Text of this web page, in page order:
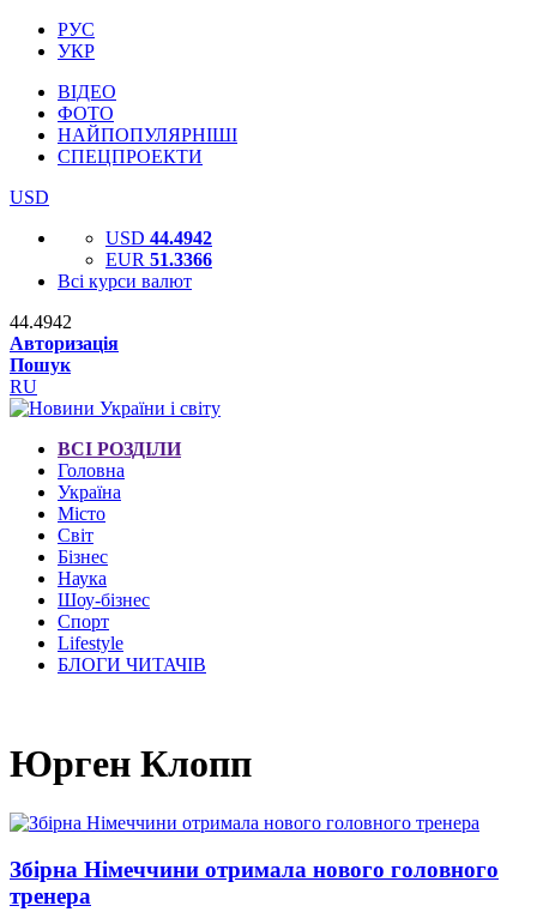
РУС
УКР
ВІДЕО
ФОТО
НАЙПОПУЛЯРНІШІ
СПЕЦПРОЕКТИ
USD
USD 44.4942
EUR 51.3366
Всі курси валют
44.4942
Авторизація
Пошук
RU
ВСІ РОЗДІЛИ
Головна
Україна
Місто
Світ
Бізнес
Наука
Шоу-бізнес
Спорт
Lifestyle
БЛОГИ ЧИТАЧІВ
Юрген Клопп
Збірна Німеччини отримала нового головного
тренера